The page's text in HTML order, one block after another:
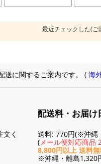
最近チェックした(ご
送に関するご案内です。 (海
く
配送料・お届け
送料: 770円(※沖縄
(メール便対応商品
8,800円以上 送料
※沖縄・離島1,320